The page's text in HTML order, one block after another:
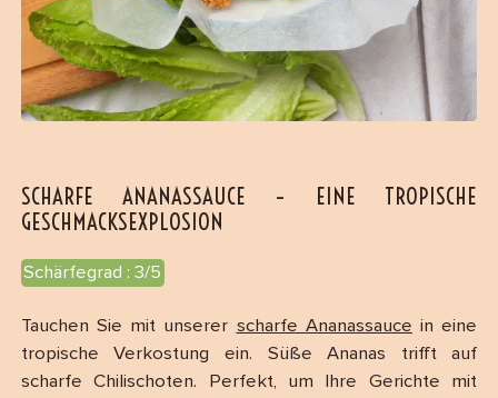
SCHARFE ANANASSAUCE – EINE TROPISCHE
GESCHMACKSEXPLOSION
Schärfegrad : 3/5
Tauchen Sie mit unserer scharfe Ananassauce in eine
tropische Verkostung ein. Süße Ananas trifft auf
scharfe Chilischoten. Perfekt, um Ihre Gerichte mit